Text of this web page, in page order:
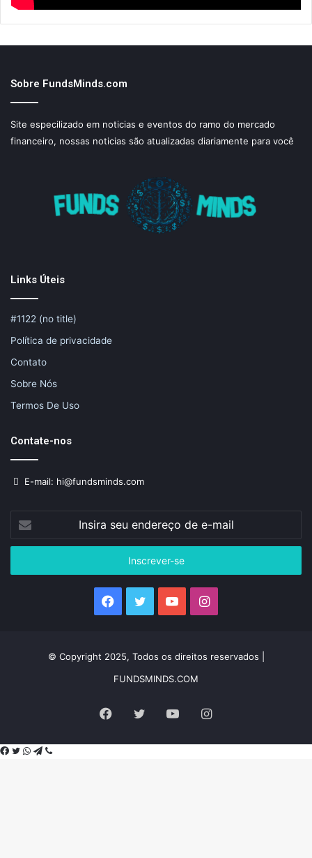
Sobre FundsMinds.com
Site especilizado em noticias e eventos do ramo do mercado
financeiro, nossas noticias são atualizadas diariamente para você
Links Úteis
#1122 (no title)
Política de privacidade
Contato
Sobre Nós
Termos De Uso
Contate-nos
E-mail: hi@fundsminds.com
Insira
seu
endereço
e-
Facebook
Twitter YouTubeInstagram
© Copyright 2025, Todos os direitos reservados |
FUNDSMINDS.COM
Facebook
Twitter YouTubeInstagram
Facebook
Twitter
WhatsApp
Telegram